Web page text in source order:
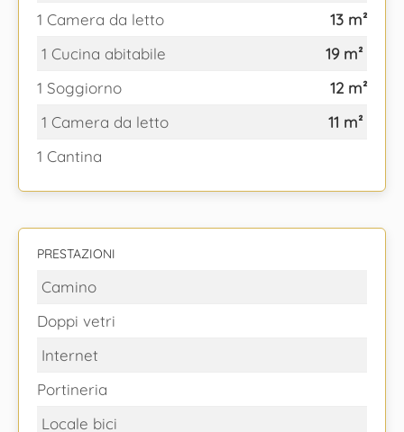
1 Camera da letto
13 m²
1 Cucina abitabile
19 m²
1 Soggiorno
12 m²
1 Camera da letto
11 m²
1 Cantina
PRESTAZIONI
Camino
Doppi vetri
Internet
Portineria
Locale bici